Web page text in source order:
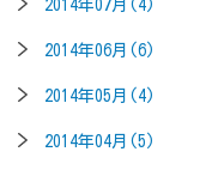
2014年07月(4)
2014年06月(6)
2014年05月(4)
2014年04月(5)